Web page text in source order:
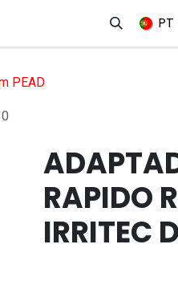
Empregos
PT
PEAD
RAPIDO
IRRITEC